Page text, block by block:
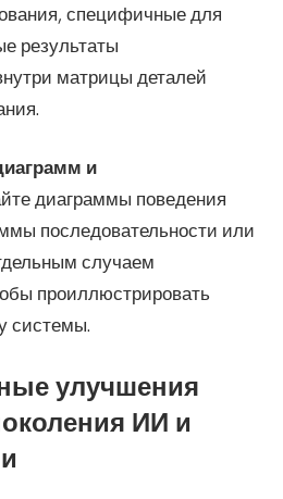
специфичные для
результаты
матрицы деталей
и
диаграммы поведения
последовательности или
случаем
проиллюстрировать
системы.
улучшения
ИИ и